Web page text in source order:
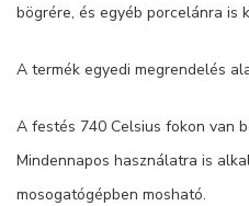
bögrére, és egyéb porcelánra is
A termék egyedi megrendelés
A festés 740 Celsius fokon van
Mindennapos használatra is
mosogatógépben mosható.